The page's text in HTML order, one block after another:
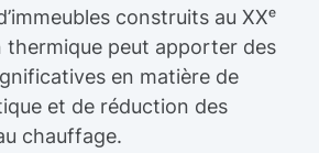
construits au XXᵉ
thermique peut apporter des
en matière de
et de réduction des
chauffage.